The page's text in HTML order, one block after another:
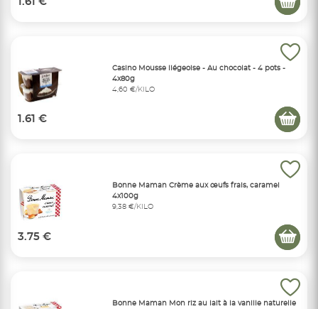
Casino Mousse liégeoise - Au chocolat - 4 pots -
4x80g
4,60 €/KILO
1.61 €
Bonne Maman Crème aux œufs frais, caramel
4x100g
9,38 €/KILO
3.75 €
Bonne Maman Mon riz au lait à la vanille naturelle